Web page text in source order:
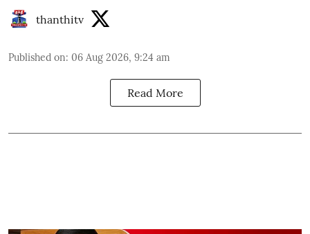
thanthitv
Published on: 06 Aug 2026, 9:24 am
Read More